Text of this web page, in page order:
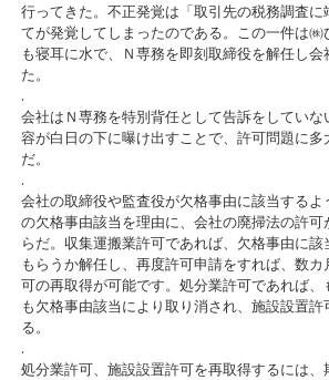
行ってきた。不正発覚は「取引先の税務調査
てが発覚してしまったのである。この一件は
も寝耳に水で、Ｎ専務を即刻取締役を解任し会
た。
.
会社はＮ専務を特別背任として告訴をしていな
容が白日の下に曝け出すことで、許可問題に多
だ。
.
会社の取締役や監査役が欠格事由に該当するよ
の欠格事由該当を理由に、会社の廃掃法の許
らだ。収集運搬業許可であれば、欠格事由に該
もらうか解任し、再度許可申請をすれば、数
可の再取得が可能です。処分業許可であれば
も欠格事由該当により取り消され、施設設置許
る。
.
処分業許可、施設設置許可を再取得するには、